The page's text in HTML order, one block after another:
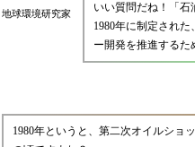
地球環境研究家
いい質問だね！「石
1980年に制定され
ー開発を推進するた
1980年というと、第二次オイルショ